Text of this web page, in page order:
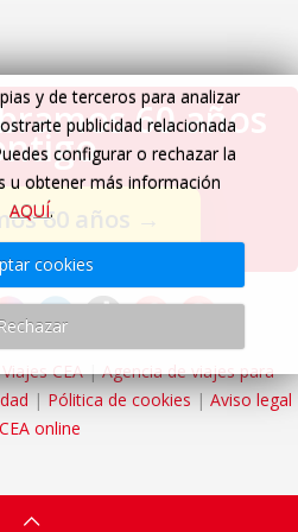
60 años
60 años →
CEA|Agencia de viajes para
| Pólitica de cookies | Aviso legal
CEA online
y de terceros para analizar
publicidad relacionada
configurar o rechazar la
u obtener más información
AQUÍ.
cookies
Rechazar